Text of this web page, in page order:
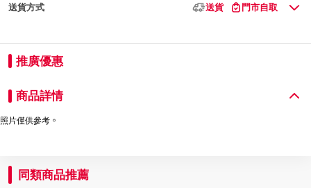
送貨方式 送貨 門市自取
推廣優惠
商品詳情
照片僅供參考。
同類商品推薦